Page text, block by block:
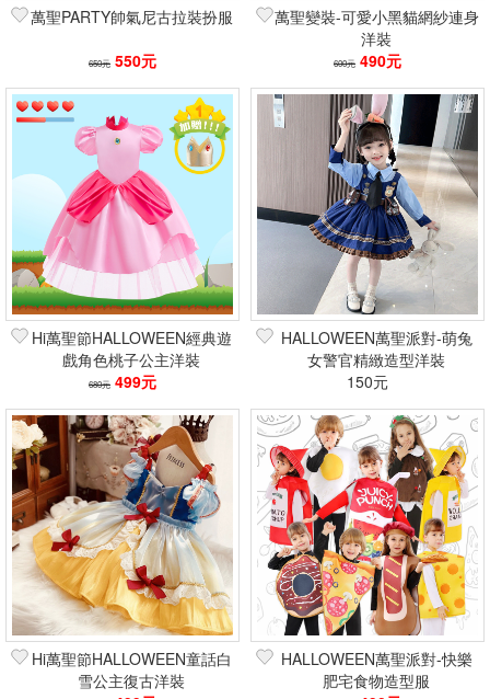
萬聖PARTY帥氣尼古拉裝扮服
650元 550元
萬聖變裝-可愛小黑貓網紗連身
洋裝
600元 490元
Hi萬聖節HALLOWEEN經典遊
戲角色桃子公主洋裝
680元 499元
HALLOWEEN萬聖派對-萌兔
女警官精緻造型洋裝
150元
Hi萬聖節HALLOWEEN童話白
雪公主復古洋裝
HALLOWEEN萬聖派對-快樂
肥宅食物造型服